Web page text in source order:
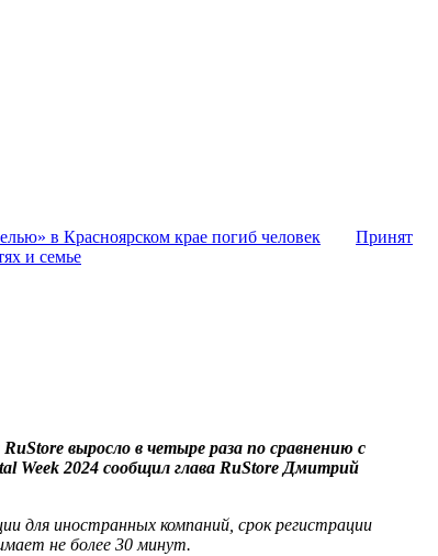
в Красноярском крае погиб человек
Принят
и семье
выросло в четыре раза по сравнению с
Week 2024 сообщил глава RuStore Дмитрий
для иностранных компаний, срок регистрации
не более 30 минут.